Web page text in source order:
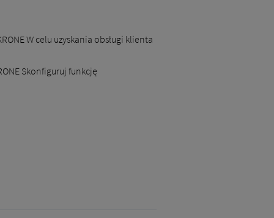
W celu uzyskania obsługi klienta
Skonfiguruj funkcję